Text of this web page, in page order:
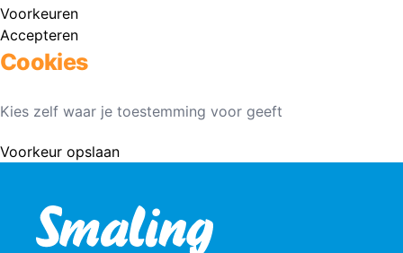
Voorkeuren
Accepteren
Cookies
Kies zelf waar je toestemming voor geeft
Voorkeur opslaan